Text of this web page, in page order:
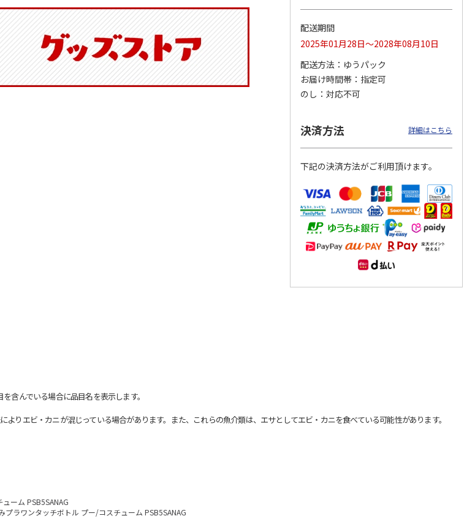
菌食洗機対応 ふ
っと弁当箱 530ml
マスコット入りドリ
ンクボトル ハロー
陶器ダイカットマグ
カップ ポムポムプ
コーデュロイ生地ラ
ンチバッグ ハロー
ふわっとフタタイト
ランチボックス角型
パペットスンスン
1,485円
(送料別・税込)
4,510円
(送料別・税込)
配送期間
2025年01月28日～2028年08月10日
配送方法
ゆうパック
お届け時間帯
指定可
のし
対応不可
決済方法 詳細はこちら
下記の決済方法がご利用頂けます。
含んでいる場合に品目名を表示します。
りエビ・カニが混じっている場合があります。また、これらの魚介類は、エサとしてエビ・カニを食べている可能性があります。
ーム PSB5SANAG
プラワンタッチボトル プー/コスチューム PSB5SANAG